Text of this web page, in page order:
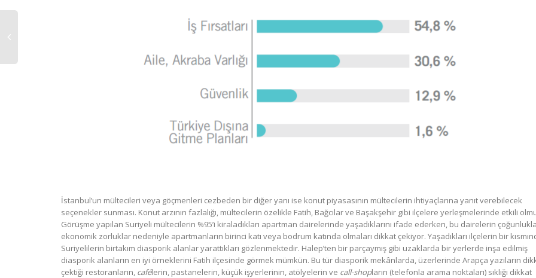
İstanbul’un mültecileri veya göçmenleri cezbeden bir diğer yanı ise konut piyasasının mültecilerin ihtiyaçlarına yanıt verebilecek
seçenekler sunması. Konut arzının fazlalığı, mültecilerin özelikle Fatih, Bağcılar ve Başakşehir gibi ilçelere yerleşmelerinde etkili
Görüşme yapılan Suriyeli mültecilerin %95’i kiraladıkları apartman dairelerinde yaşadıklarını ifade ederken, bu dairelerin çoğunlukla
ekonomik zorluklar nedeniyle apartmanların birinci katı veya bodrum katında olmaları dikkat çekiyor. Yaşadıkları ilçelerin bir
Suriyelilerin birtakım diasporik alanlar yarattıkları gözlenmektedir. Halep’ten bir parçaymış gibi uzaklarda bir yerlerde inşa edilmiş
diasporik alanların en iyi örneklerini Fatih ilçesinde görmek mümkün. Bu tür diasporik mekânlarda, üzerlerinde Arapça yazıların
çektiği restoranların, cafélerin, pastanelerin, küçük işyerlerinin, atölyelerin ve call-shopların (telefonla arama noktaları) sıklığı dikkat